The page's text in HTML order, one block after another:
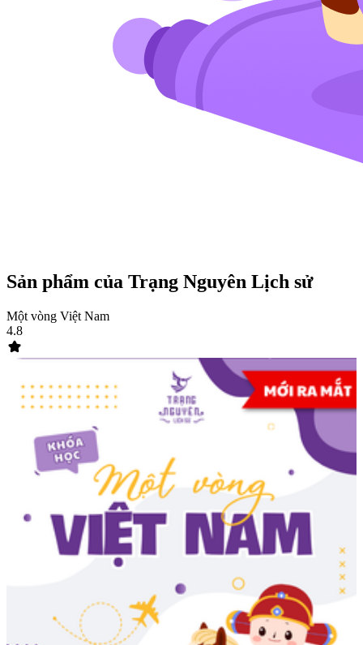
Sản phẩm của Trạng Nguyên Lịch sử
Một vòng Việt Nam
4.8